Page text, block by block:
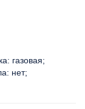
газовая
нет